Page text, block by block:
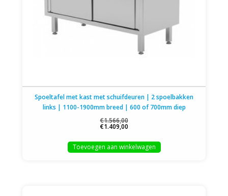
Spoeltafel met kast met schuifdeuren | 2 spoelbakken
links | 1100-1900mm breed | 600 of 700mm diep
€1.566,00
€1.409,00
Toevoegen aan winkelwagen